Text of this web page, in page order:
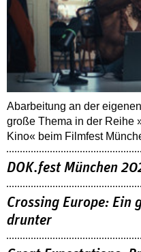
Abarbeitung an der
große Thema in der Reihe
Kino« beim Filmfest
DOK.fest München
Crossing Europe: Ein
drunter